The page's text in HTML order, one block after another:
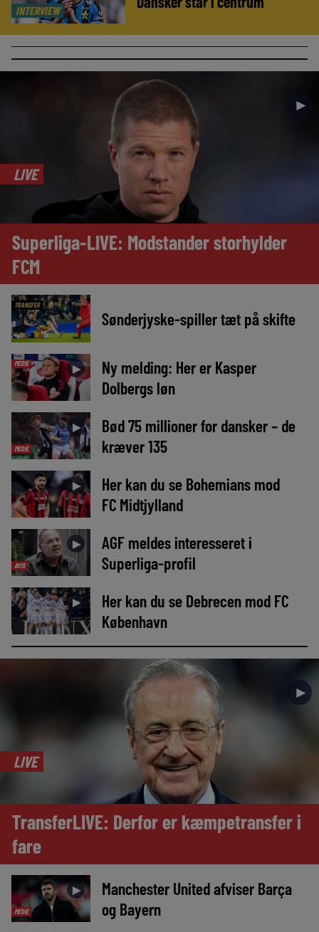
INTERVIEW
►
LIVE
Superliga-LIVE: Modstander storhylder
FCM
TRANSFER
Sønderjyske-spiller tæt på skifte
MEDIE ►
Ny melding: Her er Kasper
Dolbergs løn
MEDIE
►
Bød 75 millioner for dansker – de
kræver 135
►
Her kan du se Bohemians mod
FC Midtjylland
AVIS
►
AGF meldes interesseret i
Superliga-profil
►
Her kan du se Debrecen mod FC
København
►
LIVE
TransferLIVE: Derfor er kæmpetransfer i
fare
MEDIE
►
Manchester United afviser Barça
og Bayern